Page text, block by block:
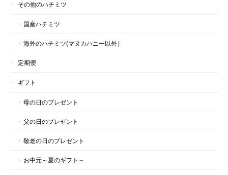
その他のハチミツ
国産ハチミツ
海外のハチミツ(マヌカハニー以外）
定期便
ギフト
母の日のプレゼント
父の日のプレゼント
敬老の日のプレゼント
お中元～夏のギフト～